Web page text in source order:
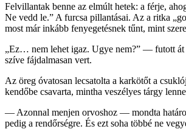
Felvillantak benne az elmúlt hetek: a férje,
Ne vedd le.” A furcsa pillantásai. Az a ritka
most már inkább fenyegetésnek tűnt, mint
„Ez… nem lehet igaz. Ugye nem?” — futott át
szíve fájdalmasan vert.
Az öreg óvatosan lecsatolta a karkötőt a
kendőbe csavarta, mintha veszélyes tárgy
— Azonnal menjen orvoshoz — mondta
pedig a rendőrségre. És ezt soha többé ne